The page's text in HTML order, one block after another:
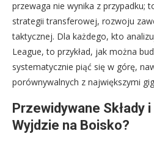
przewaga nie wynika z przypadku;
strategii transferowej, rozwoju
taktycznej. Dla każdego, kto
League, to przykład, jak można
systematycznie piąć się w górę,
porównywalnych z największymi
Przewidywane Składy
Wyjdzie na Boisko?